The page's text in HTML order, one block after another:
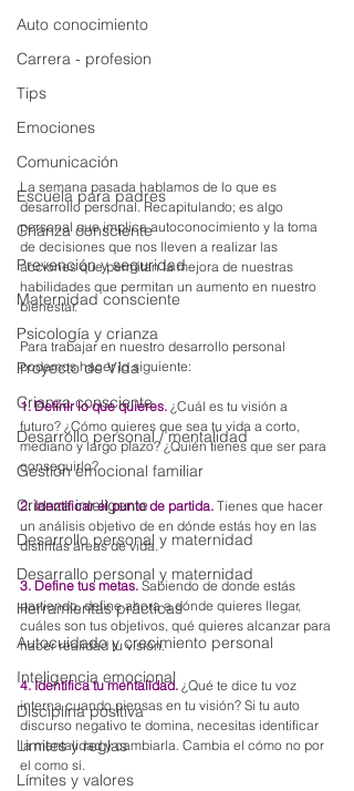
Auto conocimiento
Carrera - profesion
Tips
Emociones
Comunicación
Escuela para padres
Crianza consciente
Prevención y seguridad
Maternidad consciente
Psicología y crianza
Proyecto de Vida
Crianza consciente
Desarrollo personal / mentalidad
Gestión emocional familiar
Crianza inteligente
Desarrollo personal y maternidad
Desarrallo personal y maternidad
Herramientas prácticas
Autocuidado y crecimiento personal
Inteligencia emocional
Disciplina positiva
Limites y reglas
Límites y valores
La semana pasada hablamos de lo que es
desarrollo personal. Recapitulando; es algo
personal que implica autoconocimiento y la toma
de decisiones que nos lleven a realizar las
acciones que permitan la mejora de nuestras
habilidades que permitan un aumento en nuestro
bienestar.
Para trabajar en nuestro desarrollo personal
podemos hacer lo siguiente:
1. Definir lo que quieres. ¿Cuál es tu visión a
futuro? ¿Cómo quieres que sea tu vida a corto,
mediano y largo plazo? ¿Quién tienes que ser para
conseguirlo?
2. Identificar el punto de partida. Tienes que hacer
un análisis objetivo de en dónde estás hoy en las
distintas áreas de vida.
3. Define tus metas. Sabiendo de donde estás
partiendo, define ahora a dónde quieres llegar,
cuáles son tus objetivos, qué quieres alcanzar para
hacer realidad tu visión.
4. Identifica tu mentalidad. ¿Qué te dice tu voz
interna cuando piensas en tu visión? Si tu auto
discurso negativo te domina, necesitas identificar
la mentalidad y cambiarla. Cambia el cómo no por
el como sí.